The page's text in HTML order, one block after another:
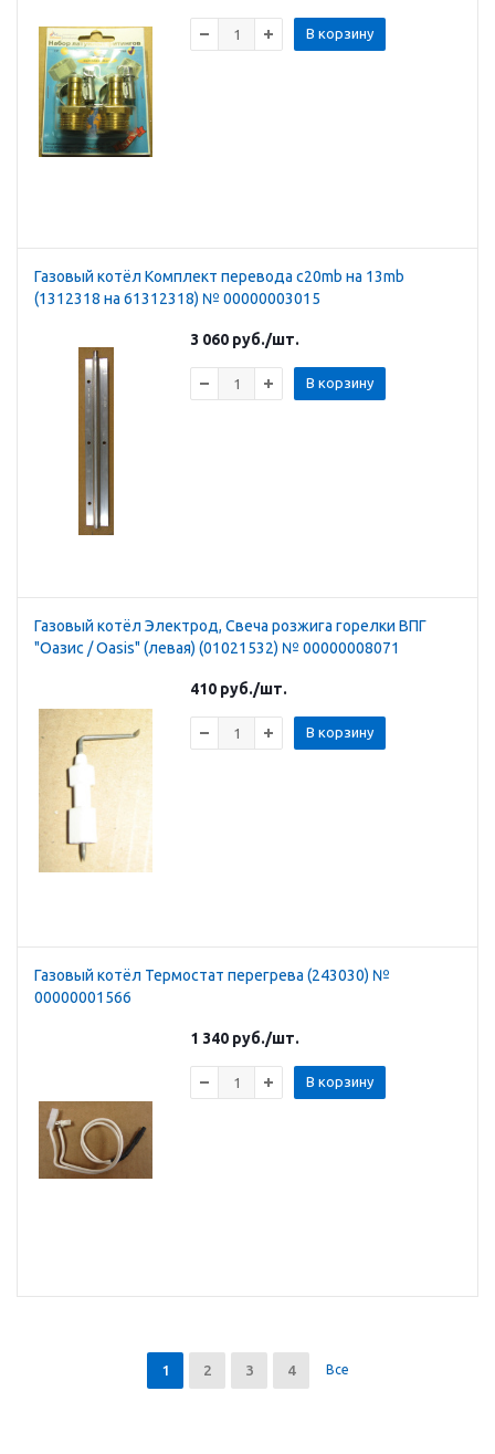
В корзину
Газовый котёл Комплект перевода с20mb на 13mb
(1312318 на 61312318) № 00000003015
3 060 руб./шт.
В корзину
Газовый котёл Электрод, Свеча розжига горелки ВПГ
"Оазис / Oasis" (левая) (01021532) № 00000008071
410 руб./шт.
В корзину
Газовый котёл Термостат перегрева (243030) №
00000001566
1 340 руб./шт.
В корзину
1 2 3 4 Все